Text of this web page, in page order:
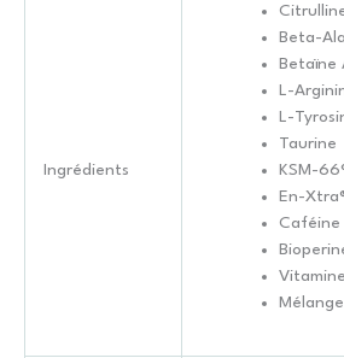
Ingrédients
Beta-
Betaïne
L-
L-
Taurine
KSM-
En-
Caféine